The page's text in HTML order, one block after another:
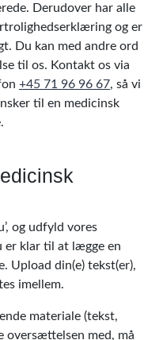
Derudover har alle
og er
Du kan med andre ord
til os. Kontakt os via
+45 71 96 96 67, så vi
til en medicinsk
og udfyld vores
er klar til at lægge en
Upload din(e) tekst(er),
imellem.
materiale (tekst,
oversættelsen med, må